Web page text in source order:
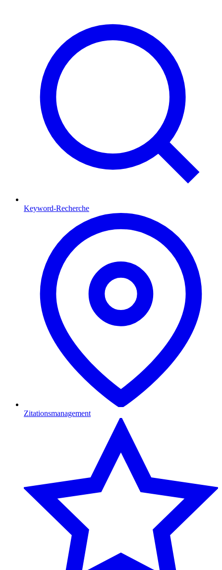
Keyword-Recherche
Zitationsmanagement